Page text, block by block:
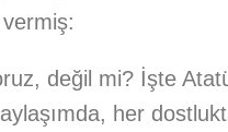
değil mi? İşte
her